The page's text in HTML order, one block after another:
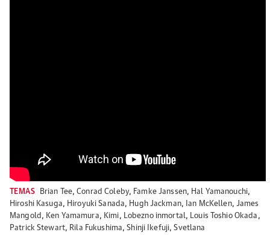
TEMAS Brian Tee,Conrad Coleby, Famke Janssen, Hal Yamanouchi,
Hiroshi Kasuga, Hiroyuki Sanada, Hugh Jackman, Ian McKellen, James
Mangold , Ken Yamamura, Kimi, Lobezno inmortal , Louis Toshio Okada ,
Patrick Stewart, Rila Fukushima,Shinji Ikefuji,Svetlana